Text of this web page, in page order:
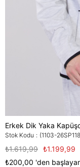
Erkek Dik Yaka
Stok Kodu (1103-
₺1.619,99 ₺1.199,99
₺200,00 'den